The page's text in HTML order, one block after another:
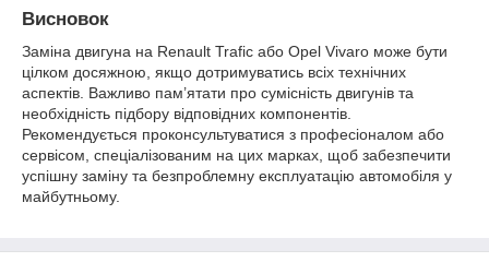
Висновок
Заміна двигуна на Renault Trafic або Opel Vivaro може бути
цілком досяжною, якщо дотримуватись всіх технічних
аспектів. Важливо пам’ятати про сумісність двигунів та
необхідність підбору відповідних компонентів.
Рекомендується проконсультуватися з професіоналом або
сервісом, спеціалізованим на цих марках, щоб забезпечити
успішну заміну та безпроблемну експлуатацію автомобіля у
майбутньому.